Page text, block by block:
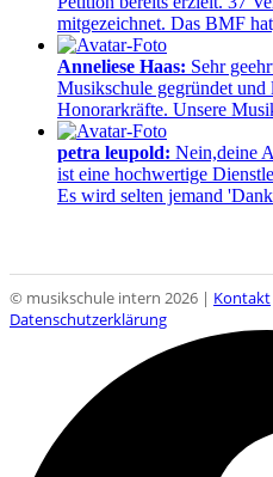
mitgezeichnet. Das BMF
Anneliese Haas: Sehr
Musikschule gegründet und
Honorarkräfte. Unsere
petra leupold: Nein,deine
ist eine hochwertige
Es wird selten jemand
© musikschule intern 2026 | Kontakt
Datenschutzerklärung